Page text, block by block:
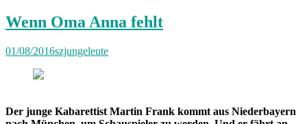
Wenn Oma Anna fehlt
01/08/2016szjungeleute
Der junge Kabarettist Martin Frank kommt aus Niederbayern